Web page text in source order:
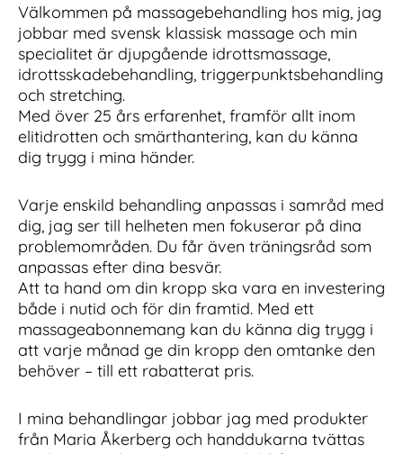
Välkommen på massagebehandling hos mig, jag
jobbar med svensk klassisk massage och min
specialitet är djupgående idrottsmassage,
idrottsskadebehandling, triggerpunktsbehandling
och stretching.
Med över 25 års erfarenhet, framför allt inom
elitidrotten och smärthantering, kan du känna
dig trygg i mina händer.
Varje enskild behandling anpassas i samråd med
dig, jag ser till helheten men fokuserar på dina
problemområden. Du får även träningsråd som
anpassas efter dina besvär.
Att ta hand om din kropp ska vara en investering
både i nutid och för din framtid. Med ett
massageabonnemang kan du känna dig trygg i
att varje månad ge din kropp den omtanke den
behöver – till ett rabatterat pris.
I mina behandlingar jobbar jag med produkter
från Maria Åkerberg och handdukarna tvättas